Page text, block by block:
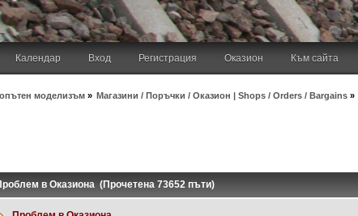
Календар Вход Регистрация Оказион Към сайта
моделизъм» Магазини / Поръчки / Оказион | Shops / Orders / Bargains »
в Оказиона (Прочетена 73652 пъти)